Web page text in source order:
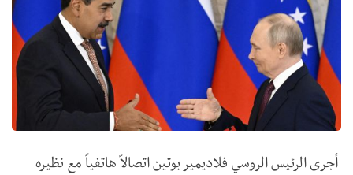
أجرى الرئيس الروسي فلاديمير بوتين اتصالاً هاتفياً مع نظيره